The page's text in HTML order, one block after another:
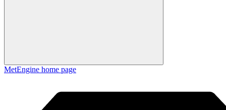
MetEngine home page